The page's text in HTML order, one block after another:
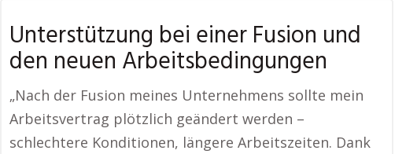
Unterstützung bei einer Fusion und
den neuen Arbeitsbedingungen
„Nach der Fusion meines Unternehmens sollte mein
Arbeitsvertrag plötzlich geändert werden –
schlechtere Konditionen, längere Arbeitszeiten. Dank